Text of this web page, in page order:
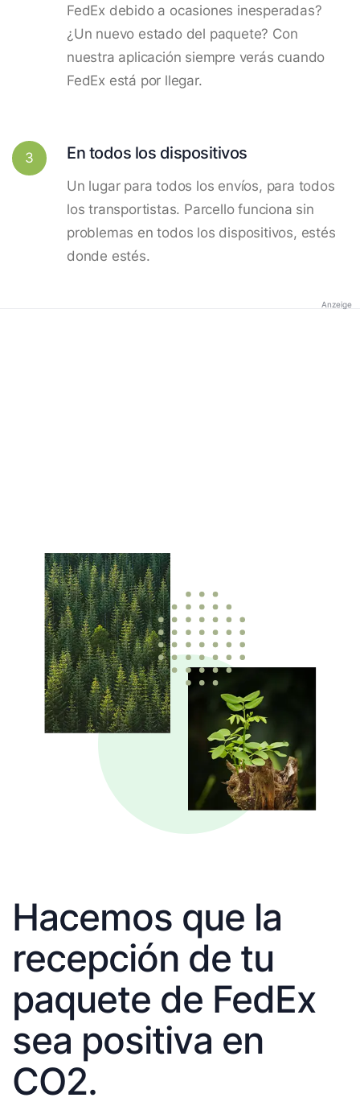
FedEx debido a ocasiones inesperadas?
¿Un nuevo estado del paquete? Con
nuestra aplicación siempre verás cuando
FedEx está por llegar.
3 En todos los dispositivos
Un lugar para todos los envíos, para todos
los transportistas. Parcello funciona sin
problemas en todos los dispositivos, estés
donde estés.
Anzeige
Hacemos que la
recepción de tu
paquete de FedEx
sea positiva en
CO2.